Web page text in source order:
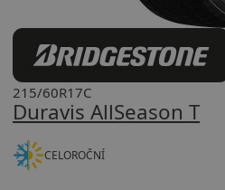
Duravis AllSeason T
215/60R17C
CELOROČNÍ